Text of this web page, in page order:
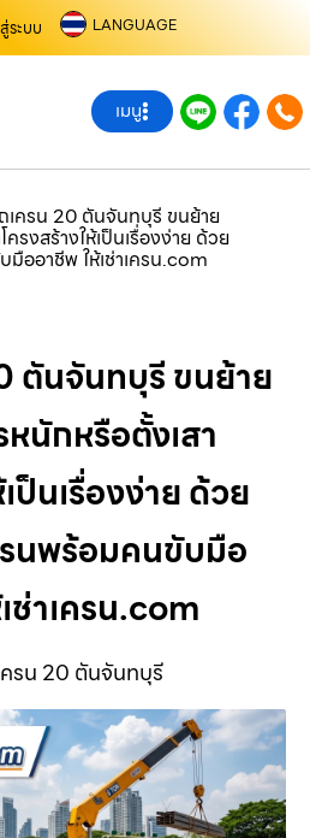
ระบบ LANGUAGE
เมนู
ถเครน 20 ตันจันทบุรี ขนย้าย
รงสร้างให้เป็นเรื่องง่าย ด้วย
ออาชีพ ให้เช่าเครน.com
ตันจันทบุรี ขนย้าย
หนักหรือตั้งเสา
ป็นเรื่องง่าย ด้วย
นพร้อมคนขับมือ
ช่าเครน.com
ครน 20 ตันจันทบุรี